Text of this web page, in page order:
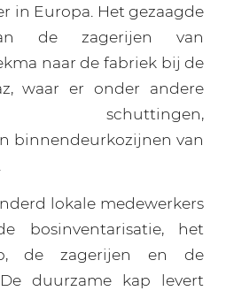
in Europa. Het gezaagde
de zagerijen van
naar de fabriek bij de
waar er onder andere
schuttingen,
binnendeurkozijnen van
lokale medewerkers
bosinventarisatie, het
de zagerijen en de
duurzame kap levert